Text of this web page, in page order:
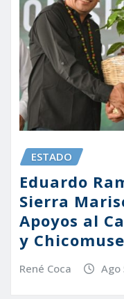
ESTADO
Eduardo
Sierra
Apoyos al
y
René Coca Ago